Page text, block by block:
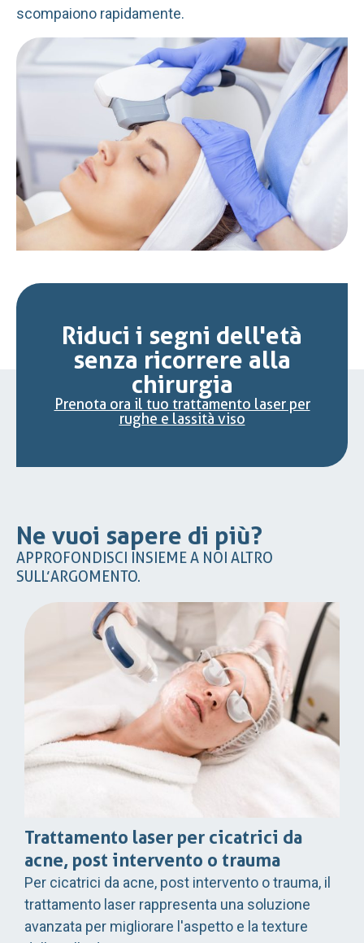
scompaiono rapidamente.
Riduci i segni dell'età
senza ricorrere alla
chirurgia
Prenota ora il tuo trattamento laser per
rughe e lassità viso
Ne vuoi sapere di più?
APPROFONDISCI INSIEME A NOI ALTRO
SULL’ARGOMENTO.
Trattamento laser per cicatrici da
acne, post intervento o trauma
Per cicatrici da acne, post intervento o trauma, il
trattamento laser rappresenta una soluzione
avanzata per migliorare l'aspetto e la texture